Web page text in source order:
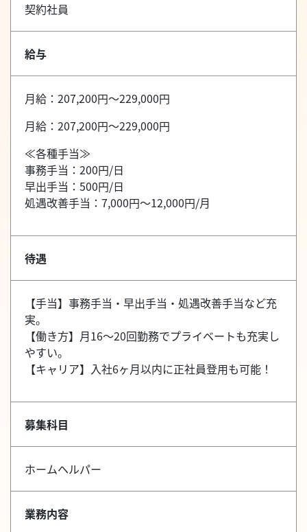
契約社員
給与
月給：207,200円～229,000円
月給：207,200円～229,000円
≪各種手当≫
事務手当：200円/日
早出手当：500円/日
処遇改善手当：7,000円～12,000円/月
待遇
【手当】事務手当・早出手当・処遇改善手当など充
実。
【働き方】月16～20回勤務でプライベートも充実し
やすい。
【キャリア】入社6ヶ月以内に正社員登用も可能！
募集科目
ホームヘルパー
業務内容